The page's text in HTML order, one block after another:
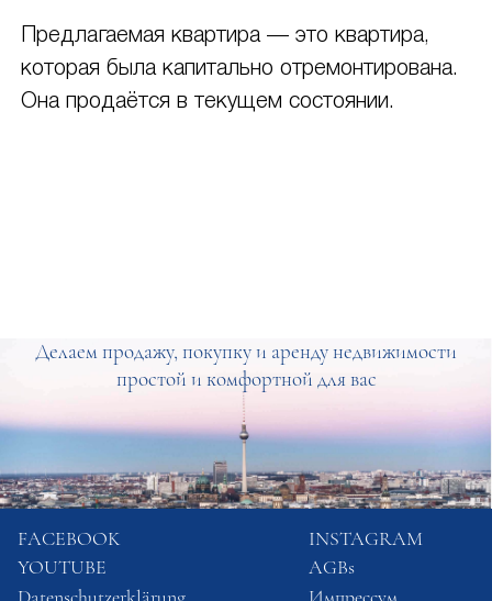
Предлагаемая квартира — это квартира,
которая была капитально отремонтирована.
Она продаётся в текущем состоянии.
Делаем продажу, покупку и аренду недвижимости
простой и комфортной для вас
FACEBOOK
INSTAGRAM
YOUTUBE
AGBs